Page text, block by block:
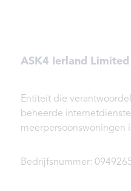
ASK4 Ierland Limited
Entiteit die
beheerde
meerpersoonswoningen
Bedrijfsnummer: